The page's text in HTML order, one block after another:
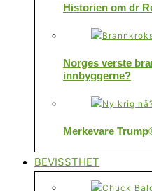
Historien om dr
Norges verste
innbyggerne?
Merkevare
BEVISSTHET